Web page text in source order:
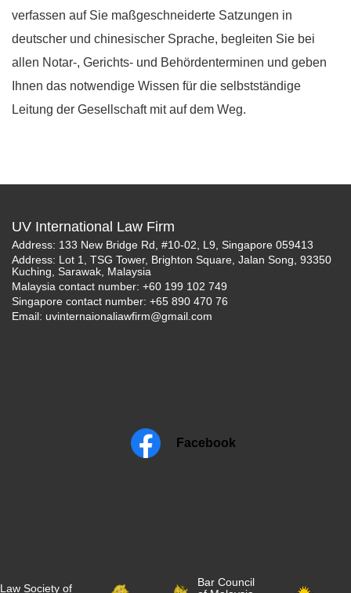
verfassen auf Sie maßgeschneiderte Satzungen in
deutscher und chinesischer Sprache, begleiten Sie bei
allen Notar-, Gerichts- und Behördenterminen und geben
Ihnen das notwendige Wissen für die selbstständige
Leitung der Gesellschaft mit auf dem Weg.
UV International Law Firm
Address: 133 New Bridge Rd, #10-02, L9, Singapore 059413
Address: Lot 1, TSG Tower, Brighton Square, Jalan Song, 93350
Kuching, Sarawak, Malaysia
Malaysia contact number: +60 199 102 749
Singapore contact number: +65 890 470 76
Email: uvinternaionaliawfirm@gmail.com
Facebook
Law Society of
Bar Council